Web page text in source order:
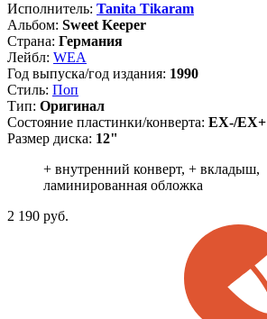
Исполнитель: Tanita Tikaram
Альбом: Sweet Keeper
Страна: Германия
Лейбл: WEA
Год выпуска/год издания: 1990
Стиль: Поп
Тип: Оригинал
Состояние пластинки/конверта: EX-/EX+
Размер диска: 12"
+ внутренний конверт, + вкладыш,
ламинированная обложка
2 190 руб.